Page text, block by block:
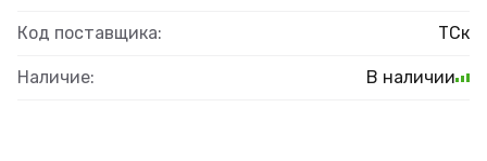
Код поставщика: ТСк
Наличие: В наличии